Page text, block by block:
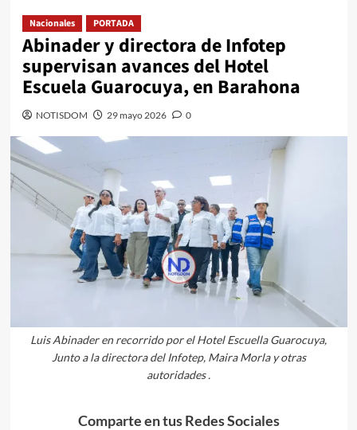
Nacionales PORTADA
Abinader y directora de Infotep
supervisan avances del Hotel
Escuela Guarocuya, en Barahona
NOTISDOM 29 mayo 2026 0
Luis Abinader en recorrido por el Hotel Escuella Guarocuya,
Junto a la directora del Infotep, Maira Morla y otras
autoridades .
Comparte en tus Redes Sociales